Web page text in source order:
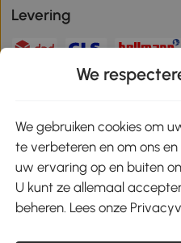
Levering
Download de app en
We
We gebruiken cookies om
te verbeteren en om ons
uw ervaring op en buiten
U kunt ze allemaal
beheren. Lees onze